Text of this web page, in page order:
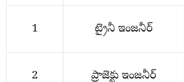
1 ట్రైనీ ఇంజనీర్
2 ప్రాజెక్టు ఇంజనీర్